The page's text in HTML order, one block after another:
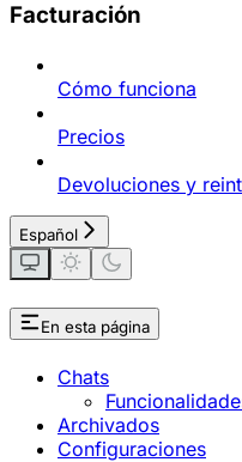
Facturación
Cómo funciona
Precios
Devoluciones y
Español
En esta página
Chats
Archivados
Configuraciones